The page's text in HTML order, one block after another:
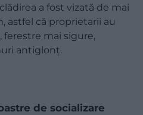
a fost vizată de mai
astfel că proprietarii au
mai sigure,
antiglonț.
de socializare